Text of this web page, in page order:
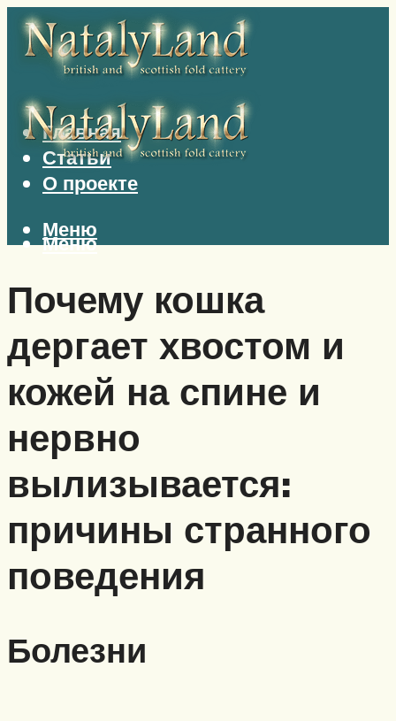
Главная
Статьи
О проекте
Меню
Меню
Почему кошка
дергает хвостом и
кожей на спине и
нервно
вылизывается:
причины странного
поведения
Болезни